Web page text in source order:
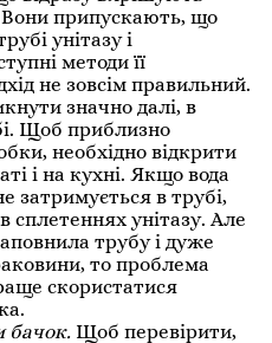
Вони припускають, що
унітазу і
методи її
не зовсім правильний.
значно далі, в
Щоб приблизно
необхідно відкрити
і на кухні. Якщо вода
затримується в трубі,
сплетеннях унітазу. Але
трубу і дуже
то проблема
скористатися
бачок. Щоб перевірити,